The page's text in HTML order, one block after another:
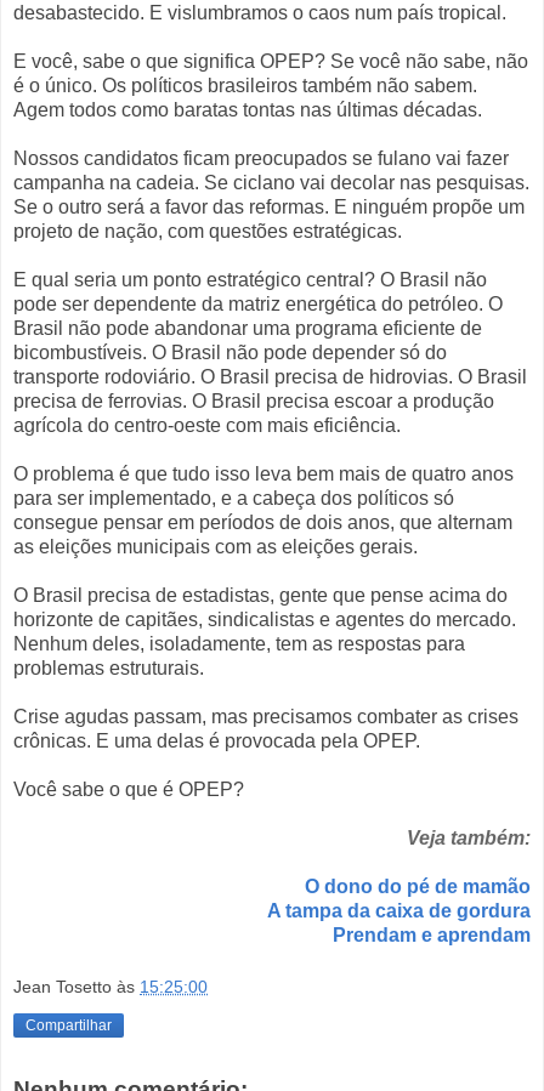
desabastecido. E vislumbramos o caos num país tropical.
E você, sabe o que significa OPEP? Se você não sabe, não
é o único. Os políticos brasileiros também não sabem.
Agem todos como baratas tontas nas últimas décadas.
Nossos candidatos ficam preocupados se fulano vai fazer
campanha na cadeia. Se ciclano vai decolar nas pesquisas.
Se o outro será a favor das reformas. E ninguém propõe um
projeto de nação, com questões estratégicas.
E qual seria um ponto estratégico central? O Brasil não
pode ser dependente da matriz energética do petróleo. O
Brasil não pode abandonar uma programa eficiente de
bicombustíveis. O Brasil não pode depender só do
transporte rodoviário. O Brasil precisa de hidrovias. O Brasil
precisa de ferrovias. O Brasil precisa escoar a produção
agrícola do centro-oeste com mais eficiência.
O problema é que tudo isso leva bem mais de quatro anos
para ser implementado, e a cabeça dos políticos só
consegue pensar em períodos de dois anos, que alternam
as eleições municipais com as eleições gerais.
O Brasil precisa de estadistas, gente que pense acima do
horizonte de capitães, sindicalistas e agentes do mercado.
Nenhum deles, isoladamente, tem as respostas para
problemas estruturais.
Crise agudas passam, mas precisamos combater as crises
crônicas. E uma delas é provocada pela OPEP.
Você sabe o que é OPEP?
Veja também:
O dono do pé de mamão
A tampa da caixa de gordura
Prendam e aprendam
Jean Tosetto às 15:25:00
Compartilhar